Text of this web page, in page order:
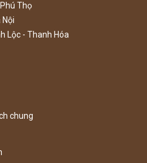
Thọ
Lộc - Thanh Hóa
chung